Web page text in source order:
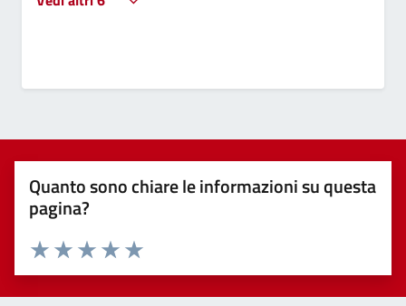
Quanto sono chiare le informazioni su questa
pagina?
Valuta 5 stelle su 5
Valuta 4 stelle su 5
Valuta 3 stelle su 5
Valuta 2 stelle su 5
Valuta 1 stelle su 5